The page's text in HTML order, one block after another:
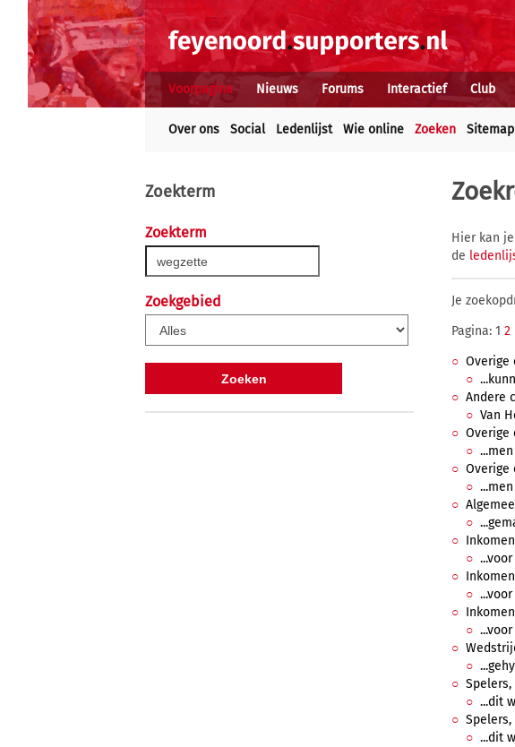
Voorpagina Nieuws Forums Interactief Club
Over ons Social Ledenlijst Wie online Zoeken Sitemap
Zoekterm
Zoekterm
Zoekgebied
Hier kan
de
Je
Pagina: 1 2
Overige
Andere
Van
Overige
Overige
Spelers,
...dit
Spelers,
...dit